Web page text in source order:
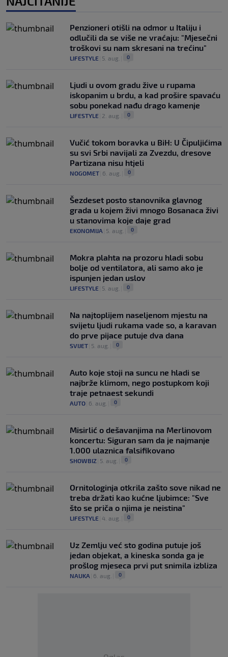
Penzioneri otišli na odmor u Italiju i
odlučili da se više ne vraćaju: "Mjesečni
troškovi su nam skresani na trećinu"
LIFESTYLE 5. aug. 0
Ljudi u ovom gradu žive u rupama
iskopanim u brdu, a kad prošire spavaću
sobu ponekad nađu drago kamenje
LIFESTYLE 2. aug. 0
Vučić tokom boravka u BiH: U Čipuljićima
su svi Srbi navijali za Zvezdu, dresove
Partizana nisu htjeli
NOGOMET 6. aug. 0
Šezdeset posto stanovnika glavnog
grada u kojem živi mnogo Bosanaca živi
u stanovima koje daje grad
EKONOMIJA 5. aug. 0
Mokra plahta na prozoru hladi sobu
bolje od ventilatora, ali samo ako je
ispunjen jedan uslov
LIFESTYLE 5. aug. 0
Na najtoplijem naseljenom mjestu na
svijetu ljudi rukama vade so, a karavan
do prve pijace putuje dva dana
SVIJET 5. aug. 0
Auto koje stoji na suncu ne hladi se
najbrže klimom, nego postupkom koji
traje petnaest sekundi
AUTO 6. aug. 0
Misirlić o dešavanjima na Merlinovom
koncertu: Siguran sam da je najmanje
1.000 ulaznica falsifikovano
SHOWBIZ 5. aug. 0
Ornitologinja otkrila zašto sove nikad ne
treba držati kao kućne ljubimce: "Sve
što se priča o njima je neistina"
LIFESTYLE 4. aug. 0
Uz Zemlju već sto godina putuje još
jedan objekat, a kineska sonda ga je
prošlog mjeseca prvi put snimila izbliza
NAUKA 6. aug. 0